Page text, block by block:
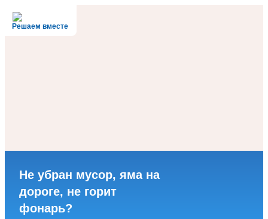
Решаем вместе
Не убран мусор, яма на
дороге, не горит
фонарь?